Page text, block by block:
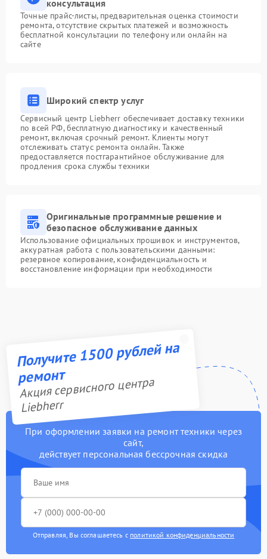
консультация
Точные прайс-листы, предварительная оценка стоимости
ремонта, отсутствие скрытых платежей и возможность
бесплатной консультации по телефону или онлайн на
сайте
Широкий спектр услуг
Сервисный центр Liebherr обеспечивает доставку техники
по всей РФ, бесплатную диагностику и качественный
ремонт, включая срочный ремонт. Клиенты могут
отслеживать статус ремонта онлайн. Также
предоставляется постгарантийное обслуживание для
продления срока службы техники
Оригинальные программные решение и
безопасное обслуживание данных
Использование официальных прошивок и инструментов,
аккуратная работа с пользовательскими данными:
резервное копирование, конфиденциальность и
восстановление информации при необходимости
Получите 1500 рублей на
ремонт
Акция сервисного центра
Liebherr
При оформлении заявки на ремонт техники через
сайт,
действует персональная бессрочная скидка
Отправляя, Вы соглашаетесь с политикой конфиденциальности